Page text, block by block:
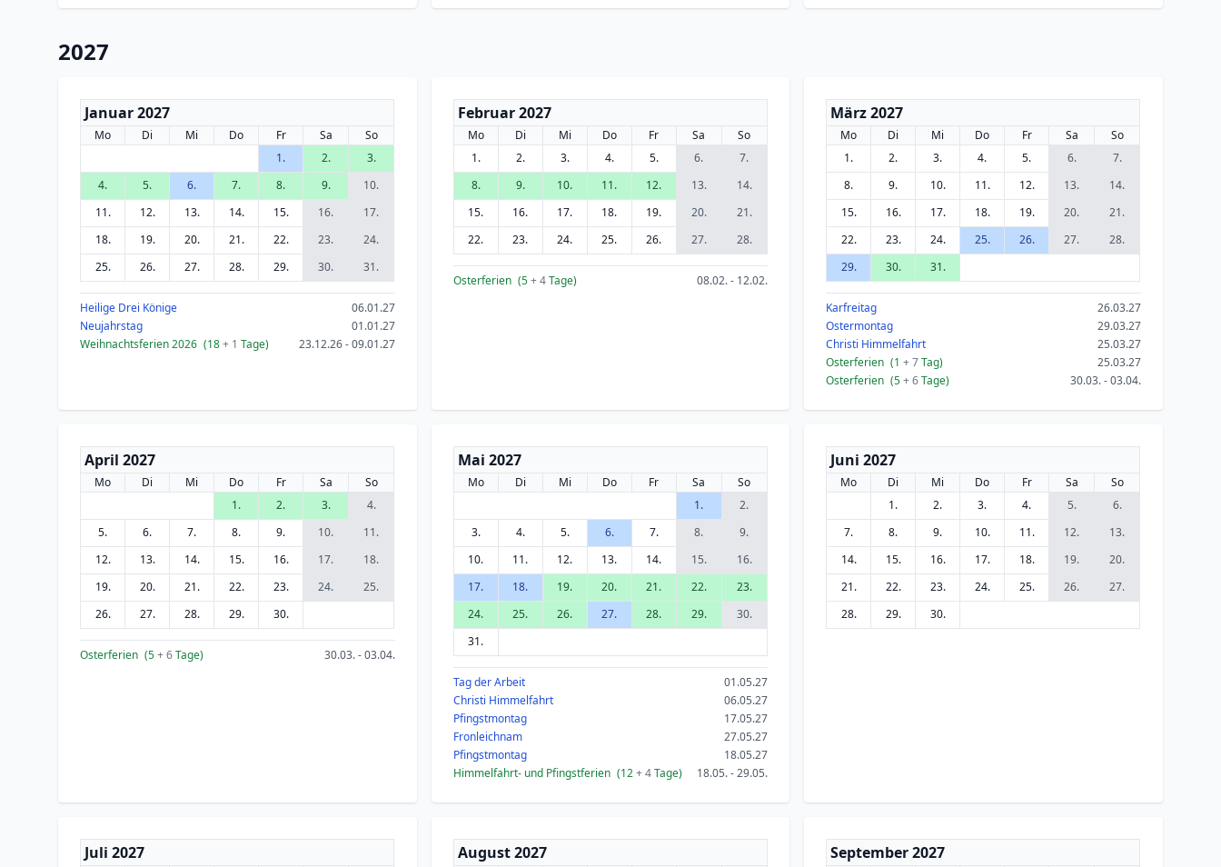
2027
Januar 2027
Mo Di Mi Do Fr Sa
So
1.
2.
3.
4.
5. 6. 7. 8. 9.
10.
11.
12. 13. 14. 15. 16.
17.
18.
19. 20. 21. 22. 23.
24.
25.
26. 27. 28. 29. 30. 31.
Heilige Drei Könige
06.01.27
Neujahrstag
01.01.27
Weihnachtsferien 2026 (18+ 1 Tage) 23.12.26 - 09.01.27
Februar 2027
Mo Di Mi Do Fr Sa
So
1.
2. 3. 4. 5. 6.
7.
8.
9. 10. 11. 12. 13.
14.
15.
16. 17. 18. 19. 20.
21.
22.
23. 24. 25. 26. 27. 28.
Osterferien (5+ 4Tage) 08.02. - 12.02.
März 2027
Mo Di Mi Do Fr Sa
So
1.
2. 3. 4. 5. 6.
7.
8.
9. 10. 11. 12. 13.
14.
15.
16. 17. 18. 19. 20.
21.
22.
23. 24. 25. 26. 27.
28.
29.
30. 31.
Karfreitag
26.03.27
Ostermontag
29.03.27
Christi Himmelfahrt
25.03.27
Osterferien (1+ 7Tag)
25.03.27
Osterferien (5+ 6Tage) 30.03. - 03.04.
April 2027
Mo Di Mi Do Fr Sa
So
1.
2. 3.
4.
5.
6. 7. 8. 9. 10.
11.
12.
13. 14. 15. 16. 17.
18.
19.
20. 21. 22. 23. 24.
25.
26.
27. 28. 29. 30.
Osterferien (5+ 6Tage) 30.03. - 03.04.
Mai 2027
Mo Di Mi Do Fr Sa
So
1.
2.
3.
4. 5. 6. 7. 8.
9.
10.
11. 12. 13. 14. 15.
16.
17.
18. 19. 20. 21. 22.
23.
24.
25. 26. 27. 28. 29.
30.
31.
Tag der Arbeit
01.05.27
Christi Himmelfahrt
06.05.27
Pfingstmontag
17.05.27
Fronleichnam
27.05.27
Pfingstmontag
18.05.27
Himmelfahrt- und Pfingstferien (12+ 4Tage) 18.05. - 29.05.
Juni 2027
Mo Di Mi Do Fr Sa
So
1.
2. 3. 4. 5.
6.
7.
8. 9. 10. 11. 12.
13.
14.
15. 16. 17. 18. 19.
20.
21.
22. 23. 24. 25. 26.
27.
28.
29. 30.
Juli 2027 August 2027 September 2027